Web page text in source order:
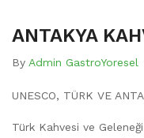
ANTAKYA
By Admin GastroYoresel
UNESCO, TÜRK VE
Türk Kahvesi ve Geleneği